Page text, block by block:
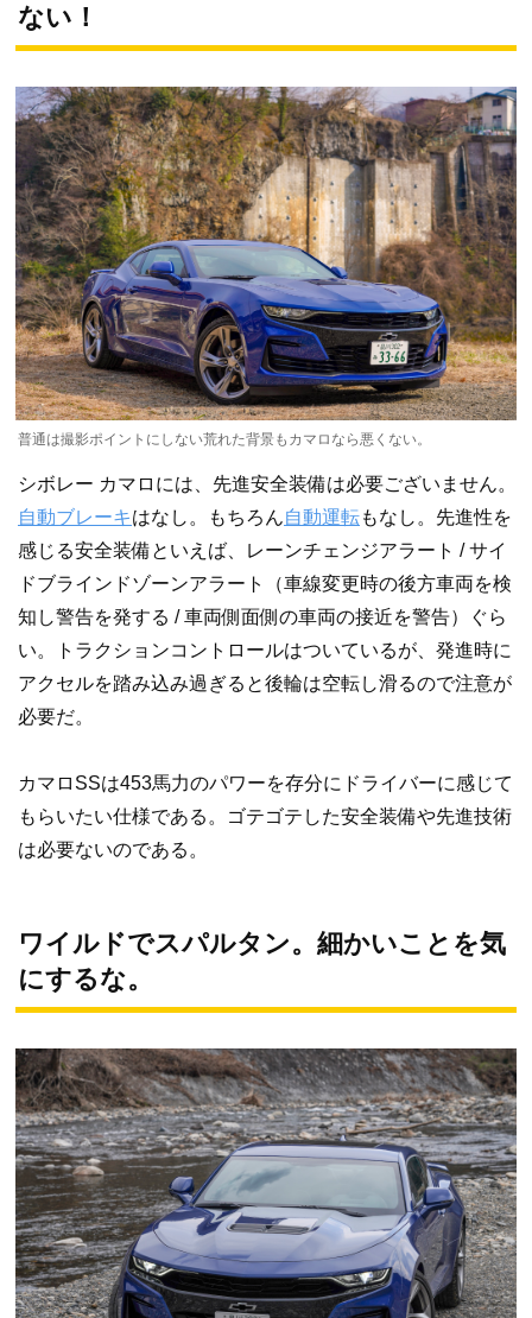
ない！
普通は撮影ポイントにしない荒れた背景もカマロなら悪くない。
シボレー カマロには、先進安全装備は必要ございません。
自動ブレーキはなし。もちろん自動運転もなし。先進性を
感じる安全装備といえば、レーンチェンジアラート / サイ
ドブラインドゾーンアラート（車線変更時の後方車両を検
知し警告を発する / 車両側面側の車両の接近を警告）ぐら
い。トラクションコントロールはついているが、発進時に
アクセルを踏み込み過ぎると後輪は空転し滑るので注意が
必要だ。
カマロSSは453馬力のパワーを存分にドライバーに感じて
もらいたい仕様である。ゴテゴテした安全装備や先進技術
は必要ないのである。
ワイルドでスパルタン。細かいことを気
にするな。